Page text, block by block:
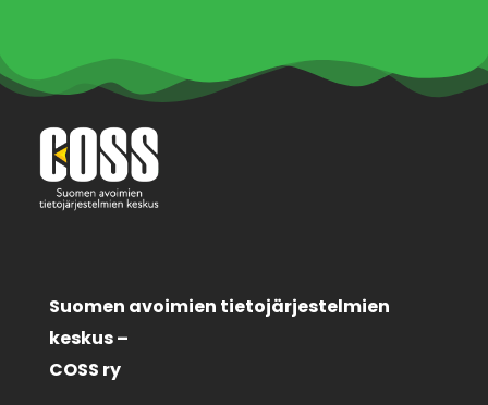
Suomen avoimien tietojärjestelmien
keskus –
COSS ry